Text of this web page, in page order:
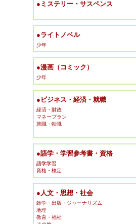
●ミステリー・サスペンス
●ライトノベル
少年
●漫画（コミック）
少年
●ビジネス・経済・就職
経済・財政
マネープラン
就職・転職
●語学・学習参考書・資格
語学学習
資格・検定
●人文・思想・社会
雑学・出版・ジャーナリズム
地理
教育・福祉